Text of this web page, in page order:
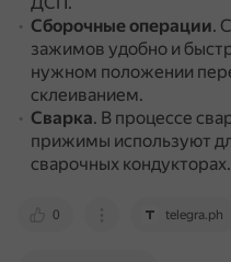
Сборочные операции.
зажимов удобно и
нужном положении
склеиванием.
Сварка. В процессе
прижимы используют
сварочных кондукторах.
0 telegra.ph